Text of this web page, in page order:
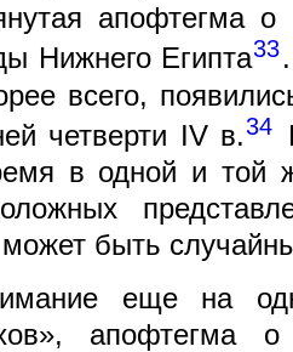
апофтегма
Нижнего Египта33
всего,
четверти IV в.34
в одной и той
быть
еще на